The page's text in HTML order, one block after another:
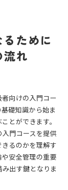
ために
れ
向けの入門コー
礎知識から始ま
とができます。
門コースを提供
るのかを理解す
安全管理の重要
出す鍵となりま